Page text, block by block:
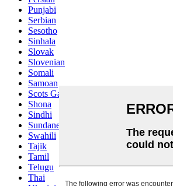
Punjabi
Serbian
Sesotho
Sinhala
Slovak
Slovenian
Somali
Samoan
Scots Gaelic
Shona
Sindhi
Sundanese
Swahili
Tajik
Tamil
Telugu
Thai